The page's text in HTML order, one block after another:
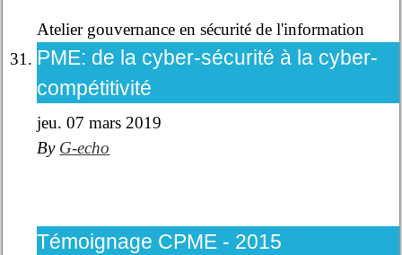
Atelier gouvernance en sécurité de l'information
PME: de la cyber-sécurité à la cyber-
compétitivité
jeu. 07 mars 2019
By G-echo
Témoignage CPME - 2015